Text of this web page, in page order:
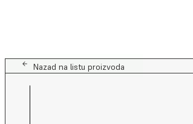
Nazad na listu proizvoda